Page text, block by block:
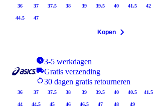
36 37 37.5 38 39 39.5 40 41.5 42
44.5 47
Kopen
3-5 werkdagen
Gratis verzending
30 dagen gratis retourneren
36 37 37.5 38 39 39.5 40 40.5 41.5
44 44.5 45 46 46.5 47 48 49